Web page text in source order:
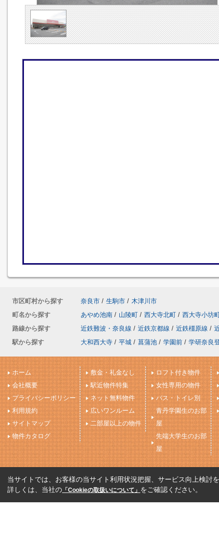
市区町村から探す 奈良市 / 生駒市 / 木津川市
町名から探す
あやめ池南 / 山陵町 / 西大寺北町 / 西大寺小坊
路線から探す
近鉄難波・奈良線 / 近鉄京都線 / 近鉄橿原線 /
駅から探す
大和西大寺 / 平城 / 菖蒲池 / 学園前 / 学研奈良
ホーム
会社概要
プライバシーポリシー
利用規約
サイトマップ
物件カタログ
敷金・礼金なし
駅近物件特集
ネット無料物件
広いワンルーム
二部屋以上の物件
ロフト付き物件
女性専用の物件
バス・トイレ別
青丹学園生のお部
屋
先端大学生のお部
屋
当サイトでは、お客様の当サイト利用状況把握、サービス向上検討
詳しくは、当社の 「Cookieの取扱いについて」 をご確認ください。